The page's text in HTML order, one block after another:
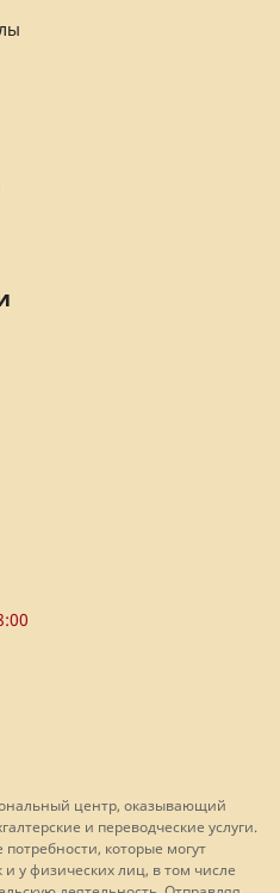
центр, оказывающий
и переводческие услуги.
которые могут
и у физических лиц, в том числе